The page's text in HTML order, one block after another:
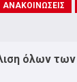
ΑΝΑΚΟΙΝΩΣΕΙΣ
όλων